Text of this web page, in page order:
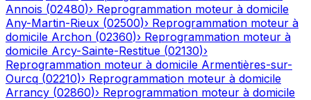
Annois (02480)› Reprogrammation moteur à domicile
Any-Martin-Rieux (02500)› Reprogrammation moteur à
domicile Archon (02360)› Reprogrammation moteur à
domicile Arcy-Sainte-Restitue (02130)›
Reprogrammation moteur à domicile Armentières-sur-
Ourcq (02210)› Reprogrammation moteur à domicile
Arrancy (02860)› Reprogrammation moteur à domicile